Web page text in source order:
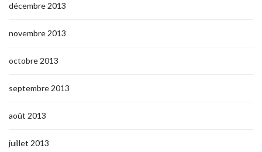
décembre 2013
novembre 2013
octobre 2013
septembre 2013
août 2013
juillet 2013